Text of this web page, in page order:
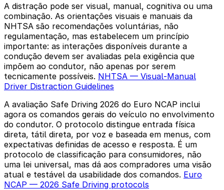
A distração pode ser visual, manual, cognitiva ou uma
combinação. As orientações visuais e manuais da
NHTSA são recomendações voluntárias, não
regulamentação, mas estabelecem um princípio
importante: as interações disponíveis durante a
condução devem ser avaliadas pela exigência que
impõem ao condutor, não apenas por serem
tecnicamente possíveis. NHTSA — Visual-Manual
Driver Distraction Guidelines
A avaliação Safe Driving 2026 do Euro NCAP inclui
agora os comandos gerais do veículo no envolvimento
do condutor. O protocolo distingue entrada física
direta, tátil direta, por voz e baseada em menus, com
expectativas definidas de acesso e resposta. É um
protocolo de classificação para consumidores, não
uma lei universal, mas dá aos compradores uma visão
atual e testável da usabilidade dos comandos. Euro
NCAP — 2026 Safe Driving protocols